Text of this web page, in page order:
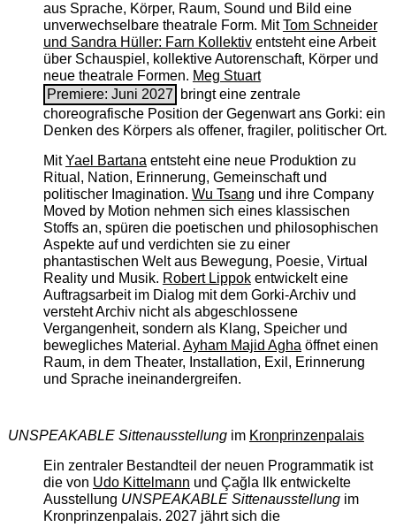
aus Sprache, Körper, Raum, Sound und Bild eine
unverwechselbare theatrale Form. MitTom Schneider
und Sandra Hüller: Farn Kollektiventsteht eine Arbeit
über Schauspiel, kollektive Autorenschaft, Körper und
neue theatrale Formen. Meg Stuart
Premiere: Juni 2027
bringt eine zentrale
choreografische Position der Gegenwart ans Gorki: ein
Denken des Körpers als offener, fragiler, politischer Ort.
MitYael Bartanaentsteht eine neue Produktion zu
Ritual, Nation, Erinnerung, Gemeinschaft und
politischer Imagination. Wu Tsang und ihre Company
Moved by Motion nehmen sich eines klassischen
Stoffs an, spüren die poetischen und philosophischen
Aspekte auf und verdichten sie zu einer
phantastischen Welt aus Bewegung, Poesie, Virtual
Reality und Musik. Robert Lippokentwickelt eine
Auftragsarbeit im Dialog mit dem Gorki-Archiv und
versteht Archiv nicht als abgeschlossene
Vergangenheit, sondern als Klang, Speicher und
bewegliches Material. Ayham Majid Aghaöffnet einen
Raum, in dem Theater, Installation, Exil, Erinnerung
und Sprache ineinandergreifen.
UNSPEAKABLE Sittenausstellungim Kronprinzenpalais
Ein zentraler Bestandteil der neuen Programmatik ist
die von Udo Kittelmann und Çağla Ilk entwickelte
Ausstellung UNSPEAKABLE Sittenausstellungim
Kronprinzenpalais. 2027 jährt sich die